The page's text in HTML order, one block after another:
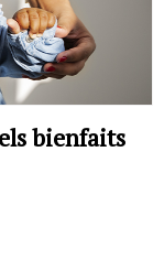
bienfaits